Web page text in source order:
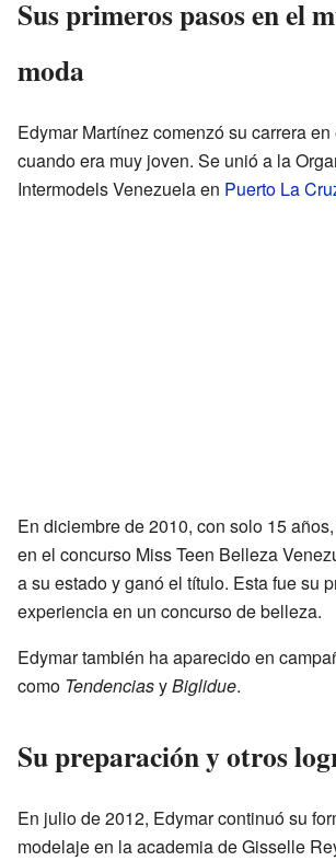
Sus primeros pasos en el
moda
Edymar Martínez comenzó su carrera
cuando era muy joven. Se unió a la
Intermodels Venezuela en Puerto La
En diciembre de 2010, con solo 15
en el concurso Miss Teen Belleza
a su estado y ganó el título. Esta fue su
experiencia en un concurso de belleza.
Edymar también ha aparecido en
como TendenciasyBiglidue.
Su preparación y otros
En julio de 2012, Edymar continuó su
modelaje en la academia de Gisselle